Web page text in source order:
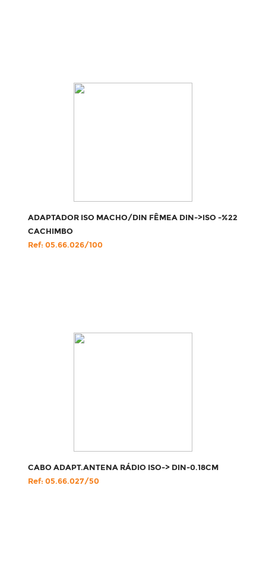
ADAPTADOR ISO MACHO/DIN FÊMEA DIN->ISO -%22
CACHIMBO
Ref: 05.66.026/100
CABO ADAPT.ANTENA RÁDIO ISO-> DIN-0.18CM
Ref: 05.66.027/50